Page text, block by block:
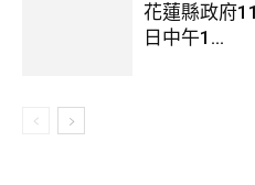
花蓮縣政府
日中午1...